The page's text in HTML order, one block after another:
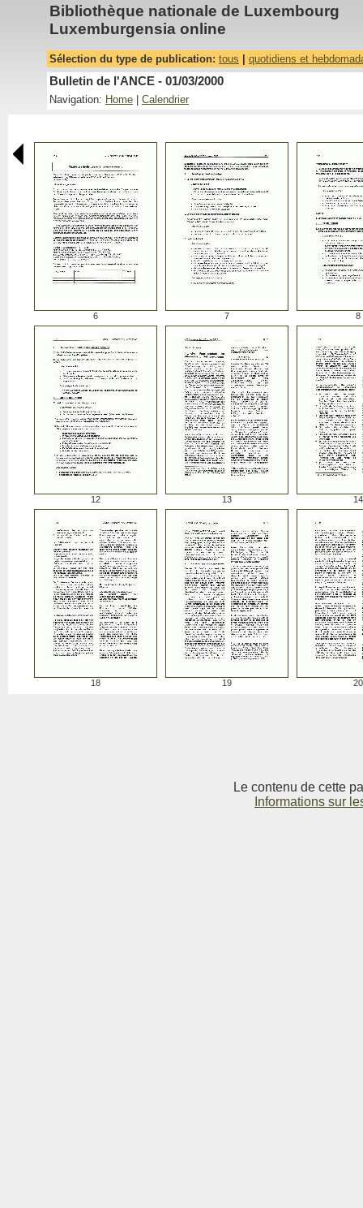
Bibliothèque nationale de Luxembourg
Luxemburgensia online
Sélection du type de publication: tous quotidiens et
Bulletin de l'ANCE - 01/03/2000
Navigation: Home Calendrier
6 7 8
12 13 14
18 19 20
Le contenu de cette
Informations sur